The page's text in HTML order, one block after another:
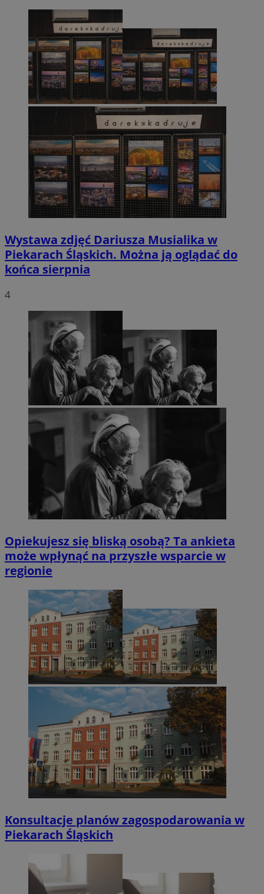
Wystawa zdjęć Dariusza Musialika w
Piekarach Śląskich. Można ją oglądać do
końca sierpnia
4
Opiekujesz się bliską osobą? Ta ankieta
może wpłynąć na przyszłe wsparcie w
regionie
Konsultacje planów zagospodarowania w
Piekarach Śląskich